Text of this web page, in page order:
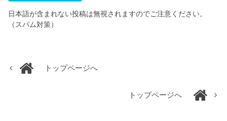
日本語が含まれない投稿は無視されますのでご注意ください。
（スパム対策）
トップページへ
トップページへ